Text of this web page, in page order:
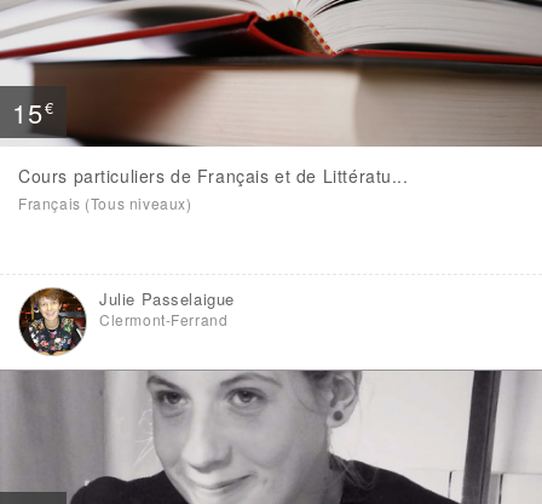
15€
Cours particuliers de Français et de Littératu...
Français (Tous niveaux)
Julie Passelaigue
Clermont-Ferrand